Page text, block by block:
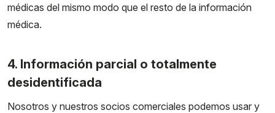
médicas del mismo modo que el resto de la información
médica.
4. Información parcial o totalmente
desidentificada
Nosotros y nuestros socios comerciales podemos usar y